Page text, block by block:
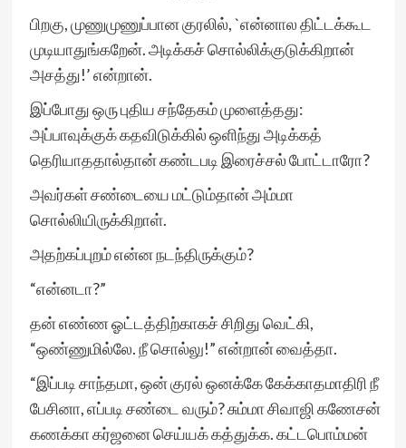
பிறகு, முணுமுணுப்பான குரலில், `என்னால திட்டக்கூட
முடியாதுங்கறேன். அடிக்கச் சொல்லிக்குடுக்கிறான்
அசத்து!’ என்றான்.
இப்போது ஒரு புதிய சந்தேகம் முளைத்தது:
அப்பாவுக்குக் கதவிடுக்கில் ஒளிந்து அடிக்கத்
தெரியாததால்தான் கண்டபடி இரைச்சல் போட்டாரோ?
அவர்கள் சண்டையை மட்டும்தான் அம்மா
சொல்லியிருக்கிறாள்.
அதற்கப்புறம் என்ன நடந்திருக்கும்?
“என்னடா?”
தன் எண்ண ஓட்டத்திற்காகச் சிறிது வெட்கி,
“ஒண்ணுமில்லே. நீ சொல்லு!” என்றான் வைத்தா.
“இப்படி சாந்தமா, ஒன் குரல் ஒனக்கே கேக்காதமாதிரி நீ
பேசினா, எப்படி சண்டை வரும்? சும்மா சிவாஜி கணேசன்
கணக்கா கர்ஜனை செய்யக் கத்துக்க. கட்டபொம்மன்